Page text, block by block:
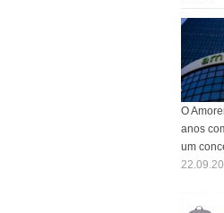
O
anos
um